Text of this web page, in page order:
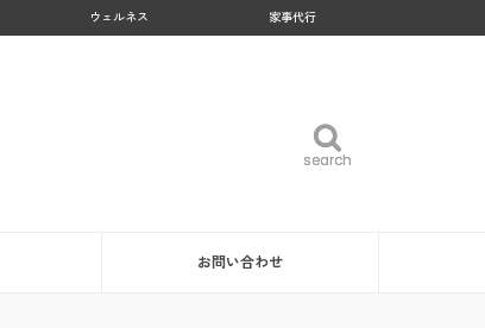
ウェルネス 家事代行
search
search
お問い合わせ